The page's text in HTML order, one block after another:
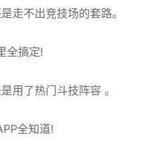
走不出竞技场的套路。
全搞定!
用了热门斗技阵容 。
全知道!